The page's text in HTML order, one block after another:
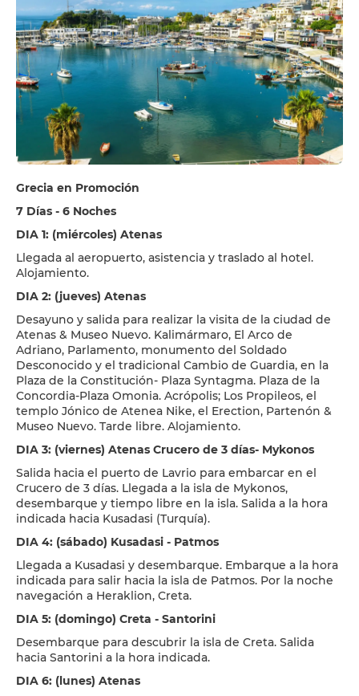
Grecia en Promoción
7 Días - 6 Noches
DIA 1: (miércoles) Atenas
Llegada al aeropuerto, asistencia y traslado al hotel.
Alojamiento.
DIA 2: (jueves) Atenas
Desayuno y salida para realizar la visita de la ciudad de
Atenas & Museo Nuevo. Kalimármaro, El Arco de
Adriano, Parlamento, monumento del Soldado
Desconocido y el tradicional Cambio de Guardia, en la
Plaza de la Constitución- Plaza Syntagma. Plaza de la
Concordia-Plaza Omonia. Acrópolis; Los Propileos, el
templo Jónico de Atenea Nike, el Erection, Partenón &
Museo Nuevo. Tarde libre. Alojamiento.
DIA 3: (viernes) Atenas Crucero de 3 días- Mykonos
Salida hacia el puerto de Lavrio para embarcar en el
Crucero de 3 días. Llegada a la isla de Mykonos,
desembarque y tiempo libre en la isla. Salida a la hora
indicada hacia Kusadasi (Turquía).
DIA 4: (sábado) Kusadasi - Patmos
Llegada a Kusadasi y desembarque. Embarque a la hora
indicada para salir hacia la isla de Patmos. Por la noche
navegación a Heraklion, Creta.
DIA 5: (domingo) Creta - Santorini
Desembarque para descubrir la isla de Creta. Salida
hacia Santorini a la hora indicada.
DIA 6: (lunes) Atenas